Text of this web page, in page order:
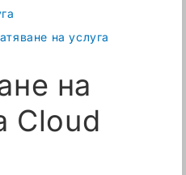
на услуга
на
Cloud